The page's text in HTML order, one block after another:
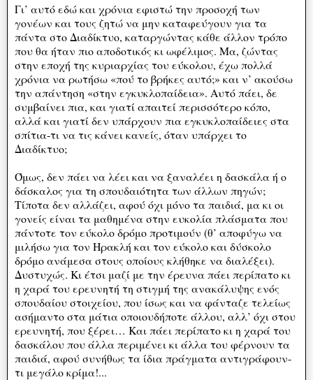
Γι’ αυτό εδώ και χρόνια εφιστώ την προσοχή των
γονέων και τους ζητώ να μην καταφεύγουν για τα
πάντα στο Διαδίκτυο, καταργώντας κάθε άλλον τρόπο
που θα ήταν πιο αποδοτικός κι ωφέλιμος. Μα, ζώντας
στην εποχή της κυριαρχίας του εύκολου, έχω πολλά
χρόνια να ρωτήσω «πού το βρήκες αυτό;» και ν’ ακούσω
την απάντηση «στην εγκυκλοπαίδεια». Αυτό πάει, δε
συμβαίνει πια, και γιατί απαιτεί περισσότερο κόπο,
αλλά και γιατί δεν υπάρχουν πια εγκυκλοπαίδειες στα
σπίτια-τι να τις κάνει κανείς, όταν υπάρχει το
Διαδίκτυο;
Όμως, δεν πάει να λέει και να ξαναλέει η δασκάλα ή ο
δάσκαλος για τη σπουδαιότητα των άλλων πηγών;
Τίποτα δεν αλλάζει, αφού όχι μόνο τα παιδιά, μα κι οι
γονείς είναι τα μαθημένα στην ευκολία πλάσματα που
πάντοτε τον εύκολο δρόμο προτιμούν (θ’ αποφύγω να
μιλήσω για τον Ηρακλή και τον εύκολο και δύσκολο
δρόμο ανάμεσα στους οποίους κλήθηκε να διαλέξει).
Δυστυχώς. Κι έτσι μαζί με την έρευνα πάει περίπατο κι
η χαρά του ερευνητή τη στιγμή της ανακάλυψης ενός
σπουδαίου στοιχείου, που ίσως και να φάνταζε τελείως
ασήμαντο στα μάτια οποιουδήποτε άλλου, αλλ’ όχι στου
ερευνητή, που ξέρει… Και πάει περίπατο κι η χαρά του
δασκάλου που άλλα περιμένει κι άλλα του φέρνουν τα
παιδιά, αφού συνήθως τα ίδια πράγματα αντιγράφουν-
τι μεγάλο κρίμα!...